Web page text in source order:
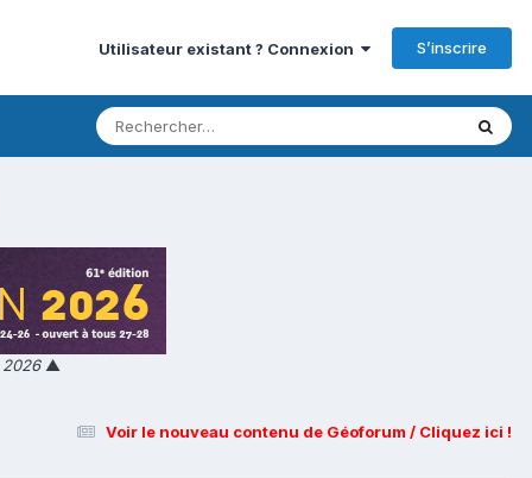
Utilisateur existant ? Connexion S’inscrire
▲
Voir le nouveau contenu de Géoforum / Cliquez ici !